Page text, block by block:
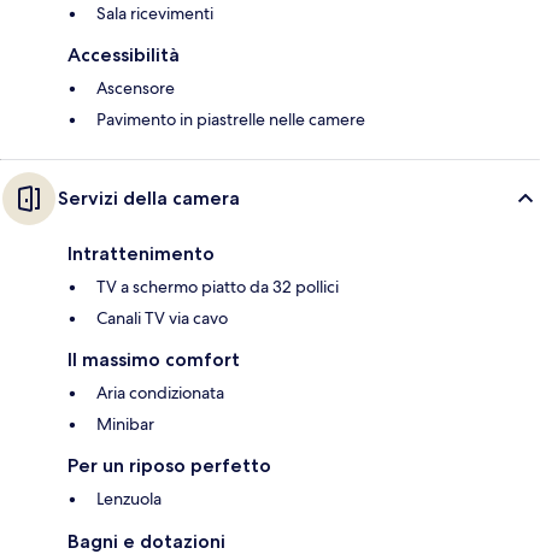
Sala ricevimenti
Accessibilità
Ascensore
Pavimento in piastrelle nelle camere
Servizi della camera
Intrattenimento
TV a schermo piatto da 32 pollici
Canali TV via cavo
Il massimo comfort
Aria condizionata
Minibar
Per un riposo perfetto
Lenzuola
Bagni e dotazioni